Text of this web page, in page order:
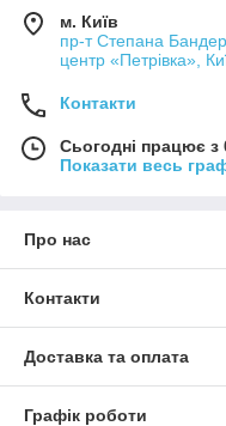
м. Київ
пр-т Степана
центр «Петрівка»,
Контакти
Сьогодні працює з
Показати весь
Про нас
Контакти
Доставка та оплата
Графік роботи